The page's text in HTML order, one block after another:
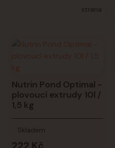
strana
Nutrin Pond Optimal -
plovoucí extrudy 10l /
1,5 kg
Skladem